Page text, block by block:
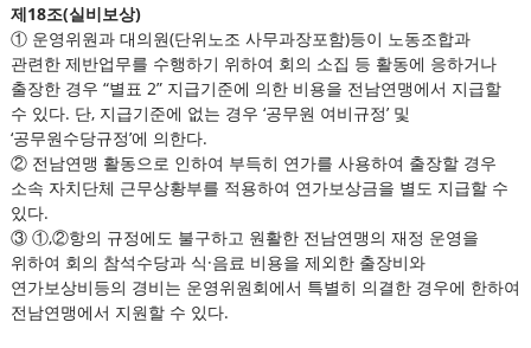
제18조(실비보상)
① 운영위원과 대의원(단위노조 사무과장포함)등이 노동조합과
관련한 제반업무를 수행하기 위하여 회의 소집 등 활동에 응하거나
출장한 경우 “별표 2” 지급기준에 의한 비용을 전남연맹에서 지급할
수 있다. 단, 지급기준에 없는 경우 ‘공무원 여비규정’ 및
‘공무원수당규정’에 의한다.
② 전남연맹 활동으로 인하여 부득히 연가를 사용하여 출장할 경우
소속 자치단체 근무상황부를 적용하여 연가보상금을 별도 지급할 수
있다.
③ ①,②항의 규정에도 불구하고 원활한 전남연맹의 재정 운영을
위하여 회의 참석수당과 식·음료 비용을 제외한 출장비와
연가보상비등의 경비는 운영위원회에서 특별히 의결한 경우에 한하여
전남연맹에서 지원할 수 있다.